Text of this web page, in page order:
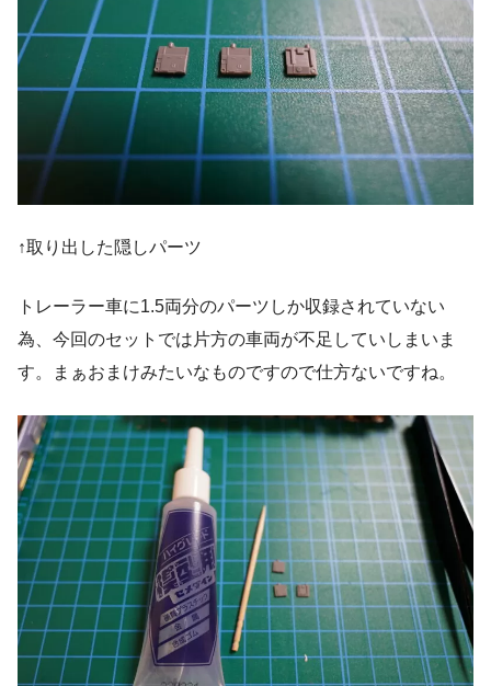
↑取り出した隠しパーツ
トレーラー車に1.5両分のパーツしか収録されていない
為、今回のセットでは片方の車両が不足していしまいま
す。まぁおまけみたいなものですので仕方ないですね。